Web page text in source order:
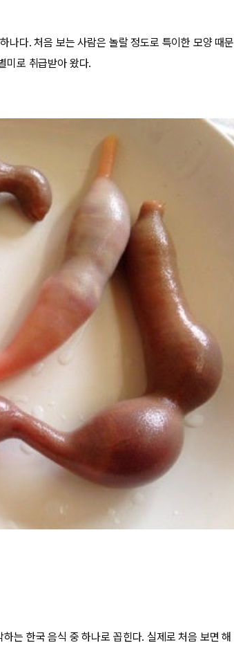
나다. 처음 보는 사람은 놀랄 정도로 특이한 모양 때문
미로 취급받아 왔다.
는 한국 음식 중 하나로 꼽힌다. 실제로 처음 보면 해